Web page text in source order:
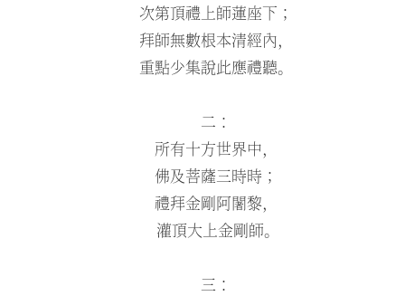
次第頂禮上師蓮座下；
拜師無數根本清經內，
重點少集說此應禮聽。
二：
所有十方世界中，
佛及菩薩三時時；
禮拜金剛阿闍黎，
灌頂大上金剛師。
三：